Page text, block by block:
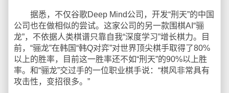
据悉，不仅谷歌Deep Mind公司，开发“刑天”的中国
公司也在做相似的尝试。这家公司的另一款围棋AI“骊
龙”，不依据人类棋谱只靠自我“深度学习”增长棋力。目
前，“骊龙”在韩国“韩Q对弈”对世界顶尖棋手取得了80%
以上的胜率，目前这一胜率还不如“刑天”的90%以上胜
率。和“骊龙”交过手的一位职业棋手说：“棋风非常具有
攻击性，变招很多。”